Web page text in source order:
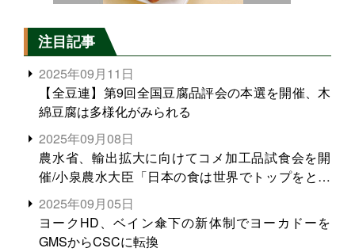
注目記事
2025年09月11日
【全豆連】第9回全国豆腐品評会の本選を開催、木
綿豆腐は多様化がみられる
2025年09月08日
農水省、輸出拡大に向けてコメ加工品試食会を開
催/小泉農水大臣「日本の食は世界でトップをとれ
る。米増産に向けて、米輸出需要の拡大を」
2025年09月05日
ヨークHD、ベイン傘下の新体制でヨーカドーを
GMSからCSCに転換